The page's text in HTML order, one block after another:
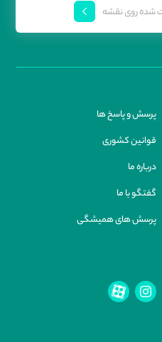
شده روی نقشه
پرسش و پاسخ ها
قوانین کشوری
درباره ما
گفتگو با ما
پرسش های همیشگی